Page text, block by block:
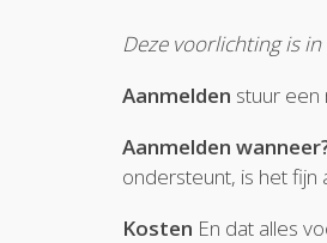
Deze voorlichting is
Aanmelden stuur een
Aanmelden
ondersteunt, is het fijn
Kosten En dat alles